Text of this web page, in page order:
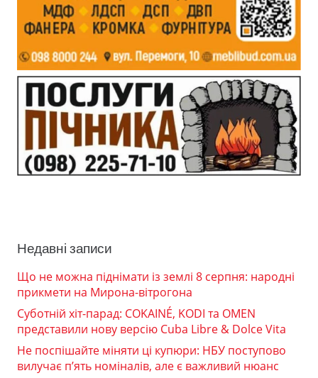
Недавні записи
Що не можна піднімати із землі 8 серпня: народні
прикмети на Мирона-вітрогона
Суботній хіт-парад: COKAINÉ, KODI та OMEN
представили нову версію Cuba Libre & Dolce Vita
Не поспішайте міняти ці купюри: НБУ поступово
вилучає п’ять номіналів, але є важливий нюанс